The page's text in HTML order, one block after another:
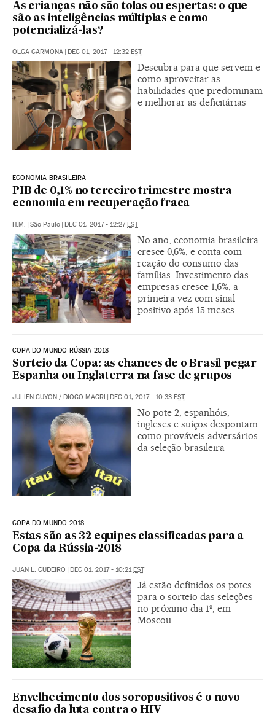
As crianças não são tolas ou espertas: o que
são as inteligências múltiplas e como
potencializá-las?
OLGA CARMONA | DEC 01, 2017 - 12:32 EST
Descubra para que servem e
como aproveitar as
habilidades que predominam
e melhorar as deficitárias
ECONOMIA BRASILEIRA
PIB de 0,1% no terceiro trimestre mostra
economia em recuperação fraca
H.M. | São Paulo | DEC 01, 2017 - 12:27EST
No ano, economia brasileira
cresce 0,6%, e conta com
reação do consumo das
famílias. Investimento das
empresas cresce 1,6%, a
primeira vez com sinal
positivo após 15 meses
COPA DO MUNDO RÚSSIA 2018
Sorteio da Copa: as chances de o Brasil pegar
Espanha ou Inglaterra na fase de grupos
JULIEN GUYON / DIOGO MAGRI | DEC 01, 2017 - 10:33 EST
No pote 2, espanhóis,
ingleses e suíços despontam
como prováveis adversários
da seleção brasileira
COPA DO MUNDO 2018
Estas são as 32 equipes classificadas para a
Copa da Rússia-2018
JUAN L. CUDEIRO | DEC 01, 2017 - 10:21EST
Já estão definidos os potes
para o sorteio das seleções
no próximo dia 1º, em
Moscou
Envelhecimento dos soropositivos é o novo
desafio da luta contra o HIV